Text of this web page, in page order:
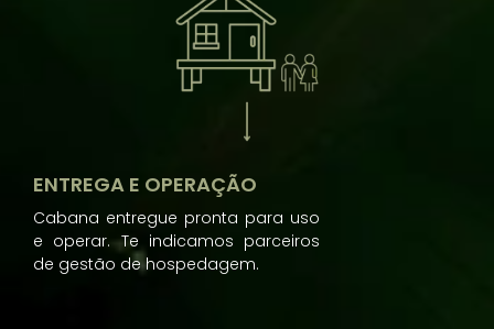
ENTREGA E OPERAÇÃO
Cabana entregue pronta para uso
e operar. Te indicamos parceiros
de gestão de hospedagem.